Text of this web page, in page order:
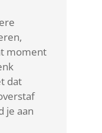
moment
dat
je aan